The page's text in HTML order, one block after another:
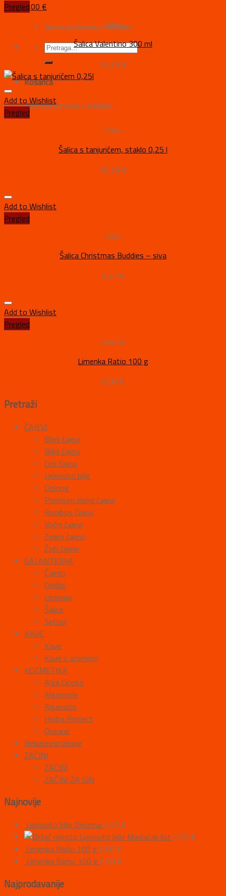
0,00 €
Nema proizvoda u košarici.
Košarica
Nema proizvoda u košarici.
Pregled
Šalice
Šalica Valentino 300 ml
14,20 €
Add to Wishlist
Pregled
Šalice
Šalica s tanjurićem, staklo 0,25 l
15,79 €
Add to Wishlist
Pregled
Šalice
Šalica Christmas Buddies – siva
6,27 €
Add to Wishlist
Pregled
Limenke
Limenka Ratio 100 g
6,00 €
Pretraži
ČAJEVI
Bijeli čajevi
Biljni čajevi
Crni čajevi
Ljekovito bilje
Oolong
Premium blend čajevi
Rooibos čajevi
Voćni čajevi
Zeleni čajevi
Žuti čajevi
GALANTERIJA
Čajnici
Cjedila
Limenke
Šalice
Setovi
KAVE
Kave
Kave s aromom
KOZMETIKA
Alga Cicosa
Algamaris
Alganatis
Hydra Protect
Oceane
Nekategorizirane
ZAČINI
ZAČINI
ZAČINI ZA GIN
Najnovije
Ljekovito bilje Divizma 3,40 €
Ljekovito bilje Maslačak list 2,20 €
Limenka Ratio 100 g 6,00 €
Limenka Barny 100 g 6,60 €
Najprodavanije